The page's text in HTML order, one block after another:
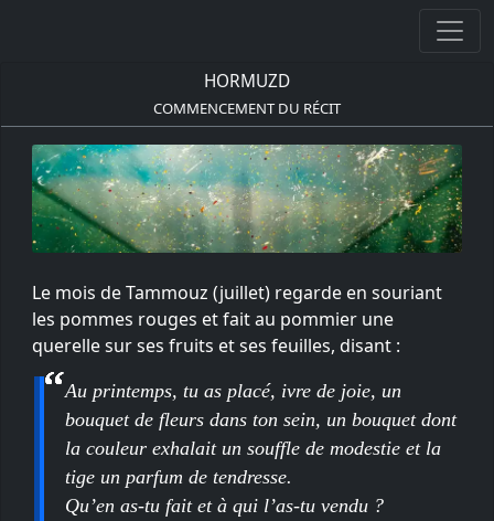
HORMUZD
COMMENCEMENT DU RÉCIT
Le mois de Tammouz (juillet) regarde en souriant
les pommes rouges et fait au pommier une
querelle sur ses fruits et ses feuilles, disant :
Au printemps, tu as placé, ivre de joie, un
bouquet de fleurs dans ton sein, un bouquet dont
la couleur exhalait un souffle de modestie et la
tige un parfum de tendresse.
Qu’en as-tu fait et à qui l’as-tu vendu ?